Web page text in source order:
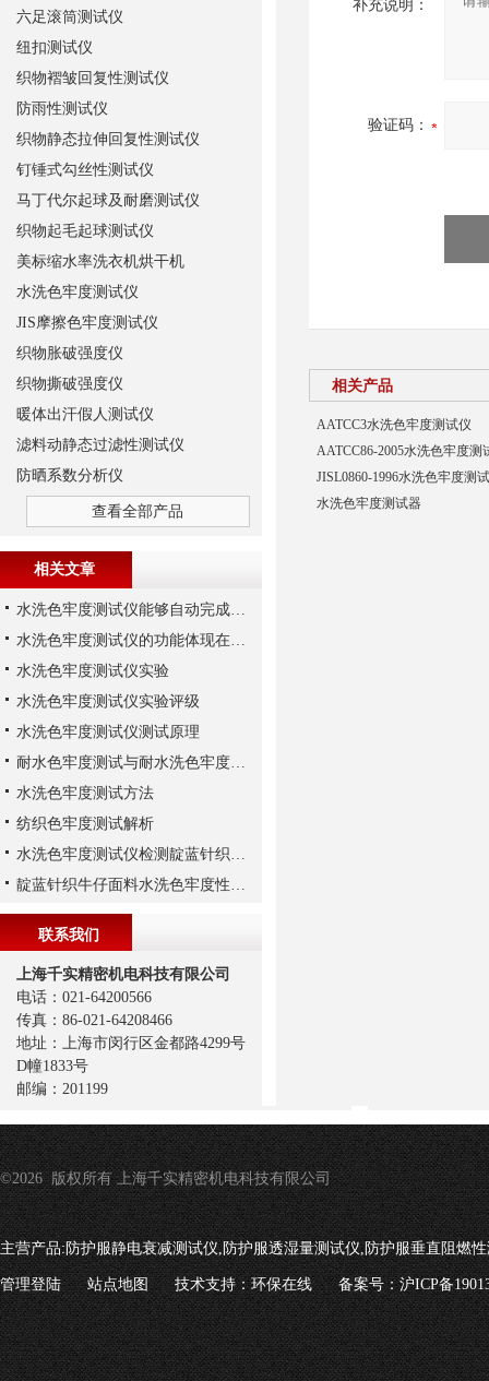
补充说明：
验证码：
相关产品
AATCC3水洗色牢度测试仪
AATCC86-2005水洗色牢度测
JISL0860-1996水洗色牢度测
水洗色牢度测试器
六足滚筒测试仪
纽扣测试仪
织物褶皱回复性测试仪
防雨性测试仪
织物静态拉伸回复性测试仪
钉锤式勾丝性测试仪
马丁代尔起球及耐磨测试仪
织物起毛起球测试仪
美标缩水率洗衣机烘干机
水洗色牢度测试仪
JIS摩擦色牢度测试仪
织物胀破强度仪
织物撕破强度仪
暖体出汗假人测试仪
滤料动静态过滤性测试仪
防晒系数分析仪
查看全部产品
相关文章
水洗色牢度测试仪能够自动完成测试过程中的环节
水洗色牢度测试仪的功能体现在哪些方面？
水洗色牢度测试仪实验
水洗色牢度测试仪实验评级
水洗色牢度测试仪测试原理
耐水色牢度测试与耐水洗色牢度测试
水洗色牢度测试方法
纺织色牢度测试解析
水洗色牢度测试仪检测靛蓝针织牛仔面料水洗色牢度
靛蓝针织牛仔面料水洗色牢度性能解析
联系我们
上海千实精密机电科技有限公司
电话：021-64200566
传真：86-021-64208466
地址：上海市闵行区金都路4299号
D幢1833号
邮编：201199
©2026 版权所有 上海千实精密机电科技有限公司
主营产品:防护服静电衰减测试仪,防护服透湿量测试仪,防护服垂直阻燃
管理登陆 站点地图 技术支持：环保在线 备案号：沪ICP备